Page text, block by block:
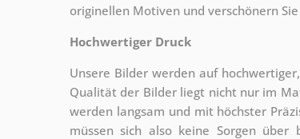
originellen Motiven und verschönern
Hochwertiger Druck
Unsere Bilder werden auf
Qualität der Bilder liegt nicht nur im
werden langsam und mit höchster
müssen sich also keine Sorgen über